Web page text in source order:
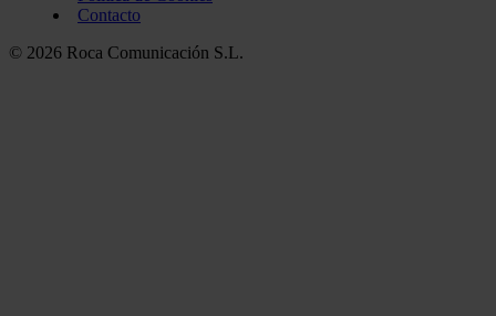
Contacto
© 2026 Roca Comunicación S.L.